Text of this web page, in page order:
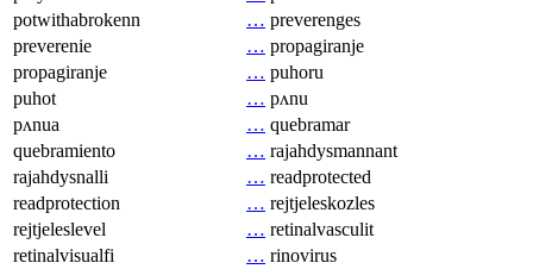
potwithabrokenn
… preverenges
preverenie
… propagiranje
propagiranje
… puhoru
puhot
… pʌnu
pʌnua
… quebramar
quebramiento
… rajahdysmannant
rajahdysnalli
… readprotected
readprotection
… rejtjeleskozles
rejtjeleslevel
… retinalvasculit
retinalvisualfi
… rinovirus